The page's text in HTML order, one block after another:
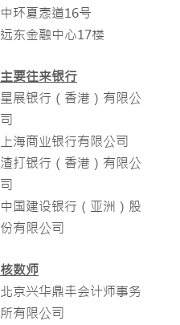
中环夏悫道16号
远东金融中心17楼
主要往来银行
星展银行（香港）有限公
司
上海商业银行有限公司
渣打银行（香港）有限公
司
中国建设银行（亚洲）股
份有限公司
核数师
北京兴华鼎丰会计师事务
所有限公司